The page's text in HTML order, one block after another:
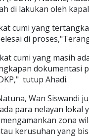
di lakukan oleh
cumi yang
di
cumi yang masih
dokumentasi
tutup Ahadi.
Wan Siswandi
para nelayan lokal
zona
kerusuhan yang